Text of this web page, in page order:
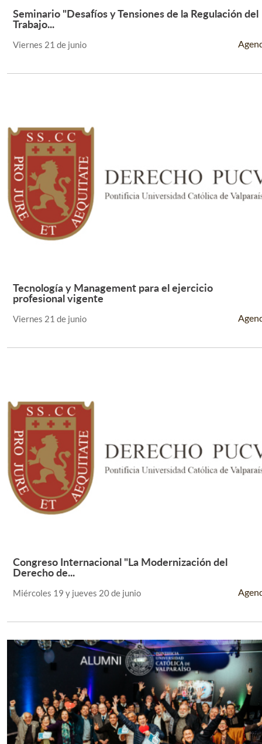
Leer Más +
Seminario "Desafíos y Tensiones de la Regulación del
Trabajo...
Viernes 21 de junio
Leer Más +
Tecnología y Management para el ejercicio
profesional vigente
Viernes 21 de junio
Leer Más +
Congreso Internacional "La Modernización del
Derecho de...
Miércoles 19 y jueves 20 de junio